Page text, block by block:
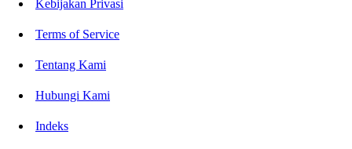
Kebijakan Privasi
Terms of Service
Tentang Kami
Hubungi Kami
Indeks